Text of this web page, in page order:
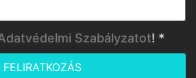
Szabályzatot! *
FELIRATKOZÁS